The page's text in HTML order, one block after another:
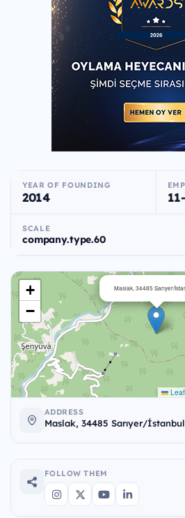
YEAR OF FOUNDING
2014
SCALE
company.type.60
Maslak, 34485 Sarıyer/
+
−
ADDRESS
Maslak, 34485 Sarıyer/İstanbul
FOLLOW THEM